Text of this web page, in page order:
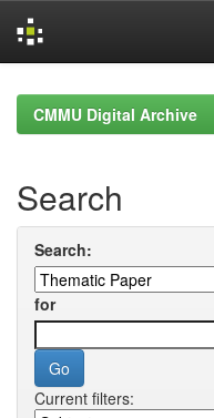
navigationCMMU Digital Archive
Search
Search:
for
Current filters: